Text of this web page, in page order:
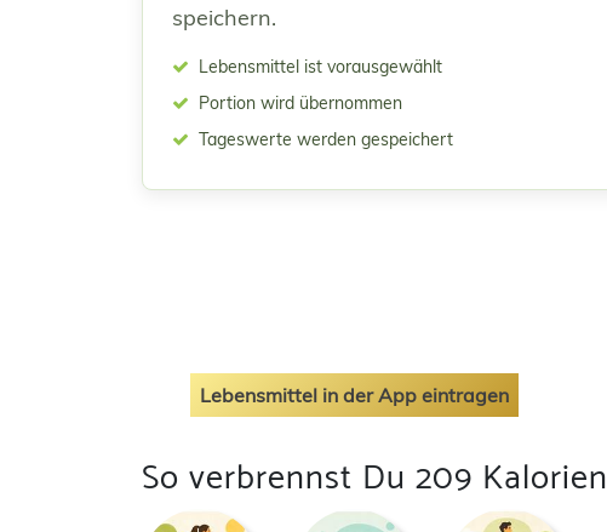
speichern.
Lebensmittel ist vorausgewählt
Portion wird übernommen
Tageswerte werden gespeichert
Lebensmittel in der App eintragen
So verbrennst Du 209 Kalorien